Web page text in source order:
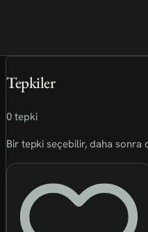
Tepkiler
0 tepki
Bir tepki seçebilir, daha sonra